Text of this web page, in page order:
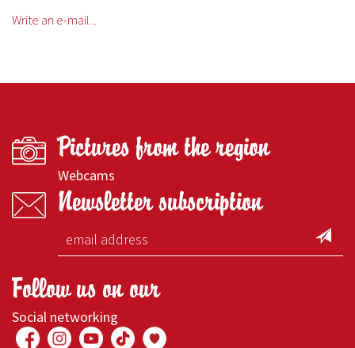
Write an e-mail...
Pictures from the region
Webcams
Newsletter subscription
Follow us on our
Social networking